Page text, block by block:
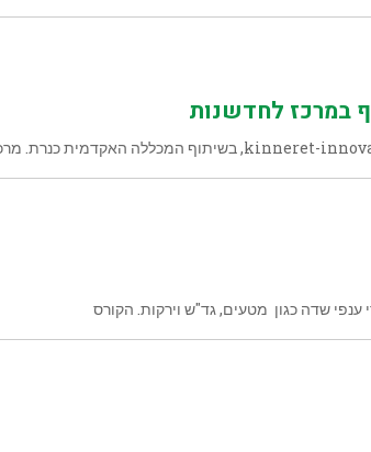
במרכז לחדשנות
ענפי שדה כגון מטעים, גד"ש וירקות. הקורס